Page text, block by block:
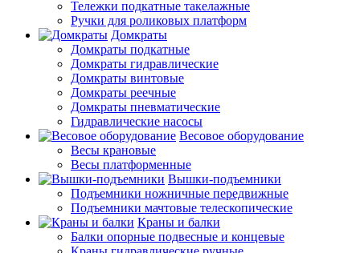
Тележки подкатные такелажные
Ручки для роликовых платформ
Домкраты
Домкраты подкатные
Домкраты гидравлические
Домкраты винтовые
Домкраты реечные
Домкраты пневматические
Гидравлические насосы
Весовое оборудование
Весы крановые
Весы платформенные
Вышки-подъемники
Подъемники ножничные передвижные
Подъемники мачтовые телескопические
Краны и балки
Балки опорные подвесные и концевые